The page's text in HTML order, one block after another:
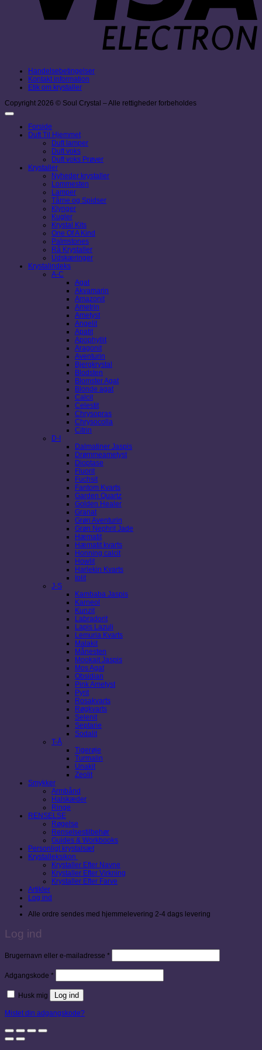
Handelsebetingelser
Kontakt information
Etik om krystaller
Copyright 2026 © Soul Crystal – Alle rettigheder forbeholdes
Forside
Duft Til Hjemmet
Duft lamper
Duft voks
Duft voks Prøver
Krystaller
Nyheder krystaller
Lommesten
Lamper
Tårne og Spidser
Klynger
Kugler
Krystal Kits
One Of A Kind
Palmstones
Rå Krystaller
Udskæringer
Krystalindeks
A-C
Agat
Akvamarin
Amazonit
Ametrin
Ametyst
Angelit
Apatit
Apophyllit
Aragonit
Aventurin
Bjergkrystal
Blodsten
Blomster Agat
Blonde agat
Calcit
Celestit
Chrysopras
Chrysocolla
Citrin
D-I
Dalmatiner Jaspis
Drømmeametyst
Dioptase
Fluorit
Fuchsit
Fantom Kvarts
Garden Quartz
Golden Healer
Granat
Grøn Aventurin
Grøn Nephrit Jade
Hæmatit
Hæmatit kvarts
Honning calcit
Howlit
Harlekin Kvarts
Iolit
J-S
Kambaba Jaspis
Karneol
Kunzit
Labradorit
Lapis Lazuli
Lemuria Kvarts
Malakit
Månesten
Mookait Jaspis
Mos Agat
Obsidian
Pink Ametyst
Pyrit
Rosakvarts
Røgkvarts
Selenit
Septarie
Sodalit
T-Å
Tigerøje
Turmalin
Unakit
Zeolit
Smykker
Armbånd
Halskæder
Ringe
RENSELSE
Røgelse
Renselsestilbehør
Guides & Workbooks
Personligt krystalsæt
Krystalleksikon
Krystaller Efter Navne
Krystaller Efter Virkning
Krystaller Efter Farve
Artikler
Log ind
Alle ordre sendes med hjemmelevering 2-4 dags levering
Log ind
Brugernavn eller e-mailadresse *Påkrævet
Adgangskode *Påkrævet
Husk mig Log ind
Mistet din adgangskode?